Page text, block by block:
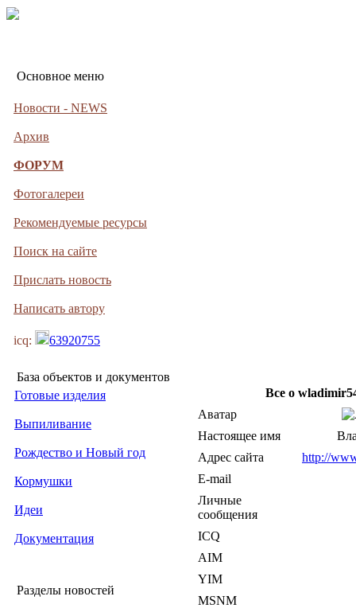
Основное меню
Новости - NEWS
Архив
ФОРУМ
Фотогалереи
Рекомендуемые ресурсы
Поиск на сайте
Прислать новость
Написать автору
icq: 63920755
База объектов и документов
Готовые изделия
Выпиливание
Рождество и Новый год
Кормушки
Идеи
Документация
Разделы новостей
Все о
Аватар
Настоящее имя
Адрес сайта
http://
E-mail
Личные
сообщения
ICQ
AIM
YIM
MSNM